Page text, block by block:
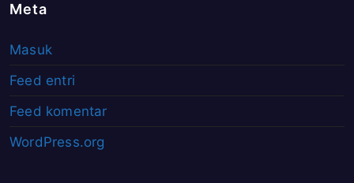
Meta
Masuk
Feed entri
Feed komentar
WordPress.org